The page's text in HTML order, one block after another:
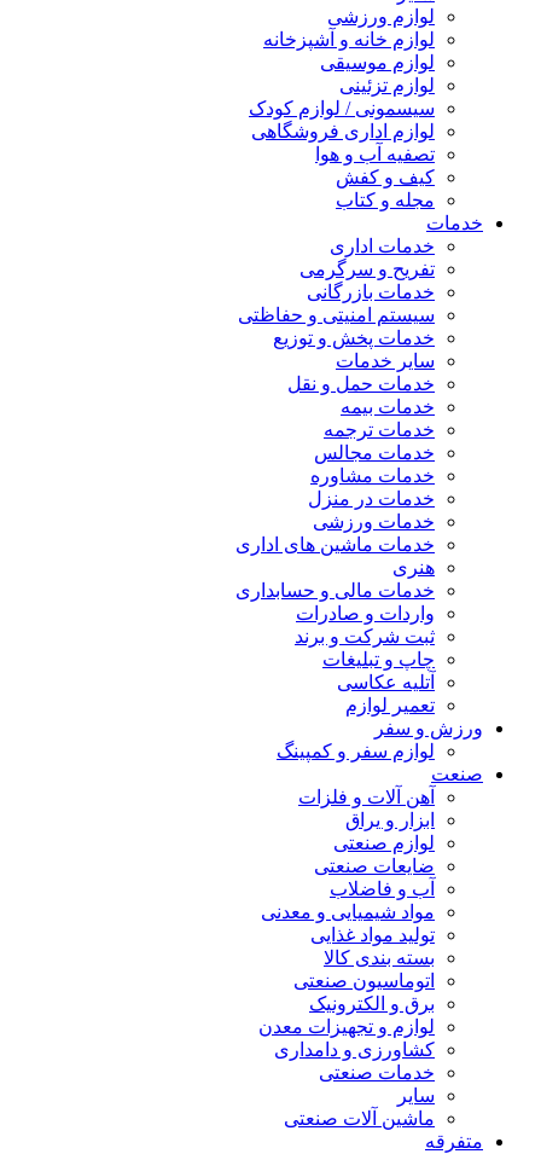
لوازم ورزشی
لوازم خانه و آشپزخانه
لوازم موسیقی
لوازم تزئینی
سیسمونی / لوازم کودک
لوازم اداری فروشگاهی
تصفیه آب و هوا
کیف و کفش
مجله و کتاب
خدمات
خدمات اداری
تفریح و سرگرمی
خدمات بازرگانی
سیستم امنیتی و حفاظتی
خدمات پخش و توزیع
سایر خدمات
خدمات حمل و نقل
خدمات بیمه
خدمات ترجمه
خدمات مجالس
خدمات مشاوره
خدمات در منزل
خدمات ورزشی
خدمات ماشین های اداری
هنری
خدمات مالی و حسابداری
واردات و صادرات
ثبت شرکت و برند
چاپ و تبلیغات
آتلیه عکاسی
تعمیر لوازم
ورزش و سفر
لوازم سفر و کمپینگ
صنعت
آهن آلات و فلزات
ابزار و یراق
لوازم صنعتی
ضایعات صنعتی
آب و فاضلاب
مواد شیمیایی و معدنی
تولید مواد غذایی
بسته بندی کالا
اتوماسیون صنعتی
برق و الکترونیک
لوازم و تجهیزات معدن
کشاورزی و دامداری
خدمات صنعتی
سایر
ماشین آلات صنعتی
متفرقه